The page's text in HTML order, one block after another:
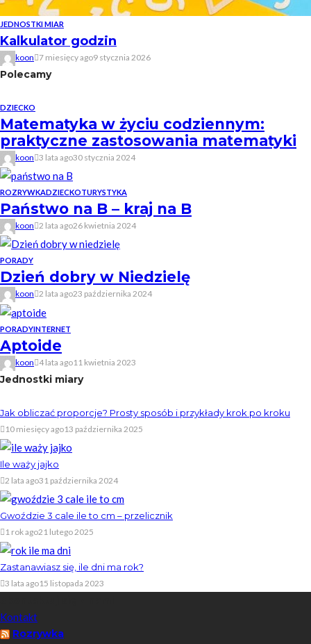
JEDNOSTKI MIAR
Kalkulator godzin
koon 7 miesięcy ago9 stycznia 2026
Polecamy
DZIECKO
Matematyka w życiu codziennym:
praktyczne zastosowania matematyki
koon 3 lata ago30 stycznia 2024
ROZRYWKADZIECKOTURYSTYKA
Państwo na B – kraj na B
koon 2 lata ago26 kwietnia 2024
PORADY
Dzień dobry w Niedzielę
koon 2 lata ago23 października 2024
PORADYINTERNET
Aptoide
koon 4 lata ago11 kwietnia 2023
Jednostki miary
Jak obliczać proporcje? Prosty sposób i przykłady krok po kroku
10 miesięcy ago13 października 2025
Ile waży jajko
2 lata ago31 października 2024
Gwoździe 3 cale ile to cm – przelicznik
1 rok ago21 lutego 2025
Zastanawiasz się, ile dni ma rok?
3 lata ago15 listopada 2023
Kontakt
Rozrywka